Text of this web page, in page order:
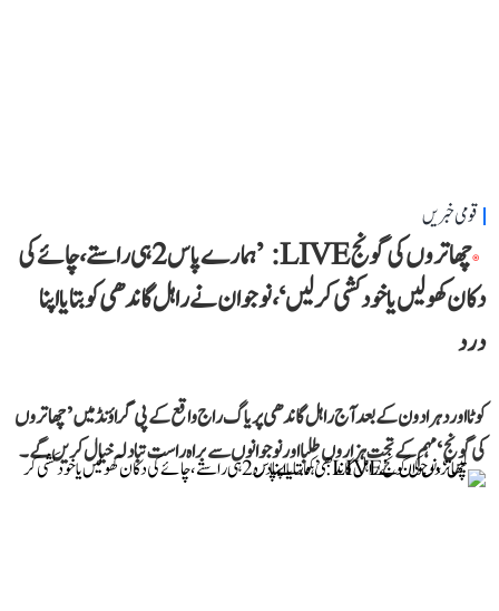
قومی خبریں
چھاتروں کی گونج LIVE: ’ہمارے پاس 2 ہی راستے، چائے کی
دکان کھولیں یا خودکشی کر لیں‘، نوجوان نے راہل گاندھی کو بتایا اپنا
درد
کوٹا اور دہرادون کے بعد آج راہل گاندھی پریاگ راج واقع کے پی گراؤنڈ میں ’چھاتروں
کی گونج‘ مہم کے تحت ہزاروں طلبا اور نوجوانوں سے براہ راست تبادلہ خیال کریں گے۔